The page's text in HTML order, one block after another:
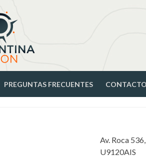
PREGUNTAS FRECUENTES CONTACTO
Av. Roca
U9120AIS